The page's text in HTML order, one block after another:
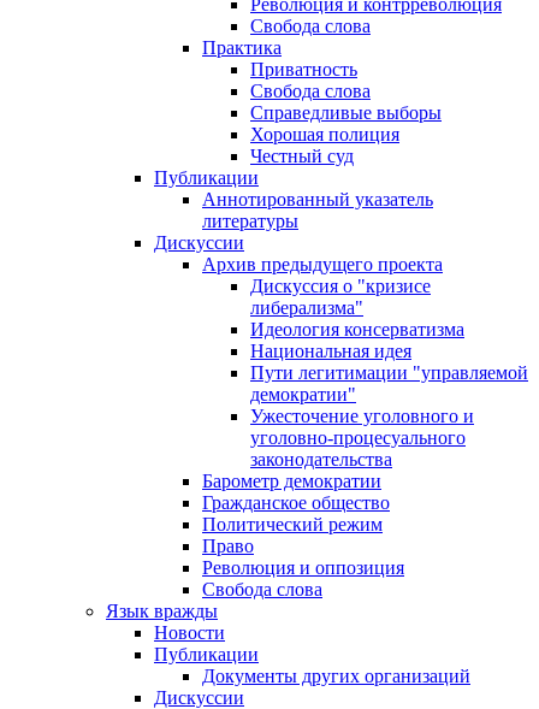
Революция и контрреволюция
Свобода слова
Практика
Приватность
Свобода слова
Справедливые выборы
Хорошая полиция
Честный суд
Публикации
Аннотированный указатель
литературы
Дискуссии
Архив предыдущего проекта
Дискуссия о "кризисе
либерализма"
Идеология консерватизма
Национальная идея
Пути легитимации "управляемой
демократии"
Ужесточение уголовного и
уголовно-процесуального
законодательства
Барометр демократии
Гражданское общество
Политический режим
Право
Революция и оппозиция
Свобода слова
Язык вражды
Новости
Публикации
Документы других организаций
Дискуссии